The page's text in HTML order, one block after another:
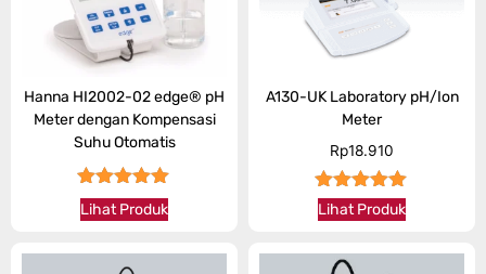
Hanna HI2002-02 edge® pH
Meter dengan Kompensasi
Suhu Otomatis
★★★★★
Lihat Produk
A130-UK Laboratory pH/Ion
Meter
Rp18.910
★★★★★
Lihat Produk